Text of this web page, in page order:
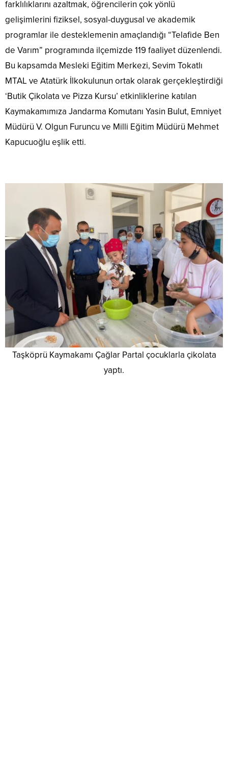
farklılıklarını azaltmak, öğrencilerin çok yönlü
gelişimlerini fiziksel, sosyal-duygusal ve akademik
programlar ile desteklemenin amaçlandığı “Telafide Ben
de Varım” programında ilçemizde 119 faaliyet düzenlendi.
Bu kapsamda Mesleki Eğitim Merkezi, Sevim Tokatlı
MTAL ve Atatürk İlkokulunun ortak olarak gerçekleştirdiği
‘Butik Çikolata ve Pizza Kursu’ etkinliklerine katılan
Kaymakamımıza Jandarma Komutanı Yasin Bulut, Emniyet
Müdürü V. Olgun Furuncu ve Milli Eğitim Müdürü Mehmet
Kapucuoğlu eşlik etti.
Taşköprü Kaymakamı Çağlar Partal çocuklarla çikolata
yaptı.